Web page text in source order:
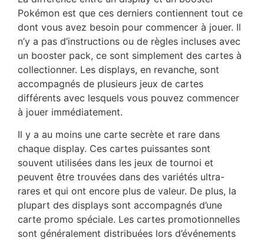
Pokémon est que ces derniers contiennent tout ce
dont vous avez besoin pour commencer à jouer. Il
n’y a pas d’instructions ou de règles incluses avec
un booster pack, ce sont simplement des cartes à
collectionner. Les displays, en revanche, sont
accompagnés de plusieurs jeux de cartes
différents avec lesquels vous pouvez commencer
à jouer immédiatement.
Il y a au moins une carte secrète et rare dans
chaque display. Ces cartes puissantes sont
souvent utilisées dans les jeux de tournoi et
peuvent être trouvées dans des variétés ultra-
rares et qui ont encore plus de valeur. De plus, la
plupart des displays sont accompagnés d’une
carte promo spéciale. Les cartes promotionnelles
sont généralement distribuées lors d’événements